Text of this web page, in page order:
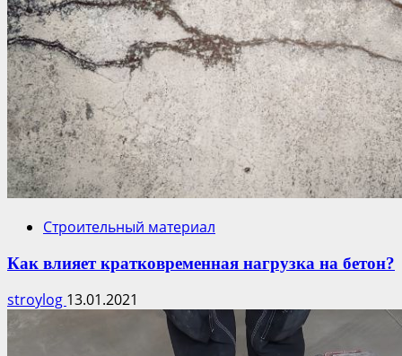
Строительный материал
Как влияет кратковременная нагрузка на бетон?
stroylog 13.01.2021